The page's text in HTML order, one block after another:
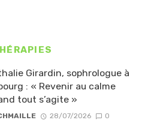
Girardin, sophrologue à
: « Revenir au calme
tout s’agite »
28/07/2026 0